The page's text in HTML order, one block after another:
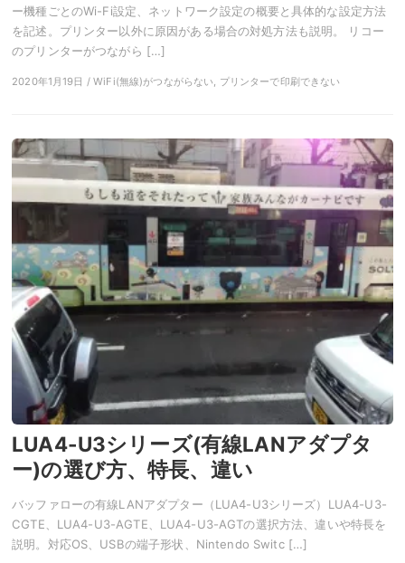
ー機種ごとのWi-Fi設定、ネットワーク設定の概要と具体的な設定方法
を記述。プリンター以外に原因がある場合の対処方法も説明。 リコー
のプリンターがつながら […]
2020年1月19日 / WiFi(無線)がつながらない, プリンターで印刷できない
LUA4-U3シリーズ(有線LANアダプタ
ー)の選び方、特長、違い
バッファローの有線LANアダプター（LUA4-U3シリーズ）LUA4-U3-
CGTE、LUA4-U3-AGTE、LUA4-U3-AGTの選択方法、違いや特長を
説明。対応OS、USBの端子形状、Nintendo Switc […]